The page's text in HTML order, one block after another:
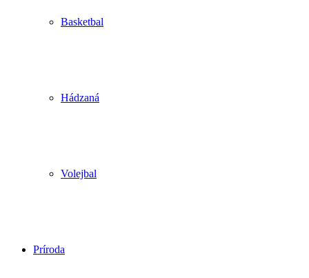
Basketbal
Hádzaná
Volejbal
Príroda